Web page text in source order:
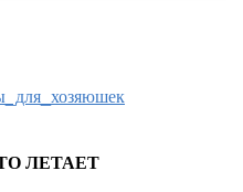
ЛЕТАЕТ